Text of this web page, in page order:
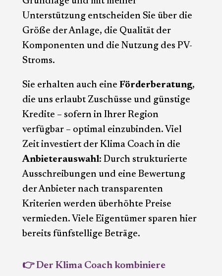
Unterstützung entscheiden Sie über die
Größe der Anlage, die Qualität der
Komponenten und die Nutzung des PV-
Stroms.
Sie erhalten auch eine Förderberatung,
die uns erlaubt Zuschüsse und günstige
Kredite – sofern in Ihrer Region
verfügbar – optimal einzubinden. Viel
Zeit investiert der Klima Coach in die
Anbieterauswahl: Durch strukturierte
Ausschreibungen und eine Bewertung
der Anbieter nach transparenten
Kriterien werden überhöhte Preise
vermieden. Viele Eigentümer sparen hier
bereits fünfstellige Beträge.
👉 Der Klima Coach kombiniere